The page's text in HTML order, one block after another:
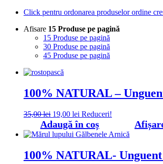
Click pentru ordonarea produselor ordine
Afisare 15 Produse pe pagină
15 Produse pe pagină
30 Produse pe pagină
45 Produse pe pagină
100% NATURAL –
35,00lei Prețul
inițial
a
fost:
19,00 lei Prețul
curent
este:
19,00 lei.
Reduceri!
Adaugă în coș
100% NATURAL-